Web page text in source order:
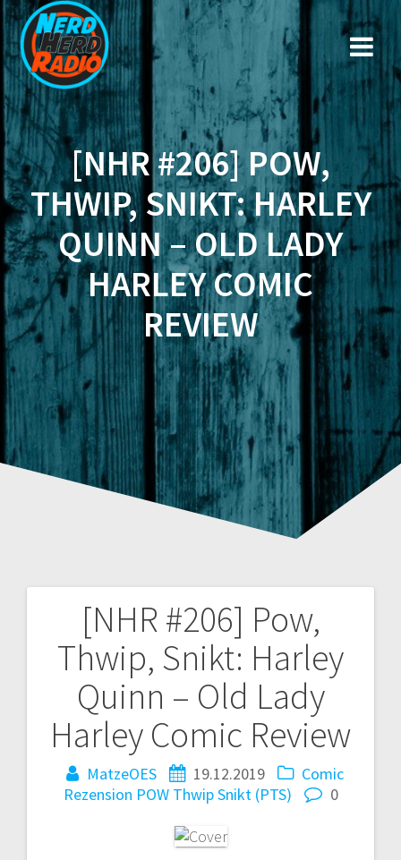
Zum
Inhalt
springen
[NHR #206] POW,
THWIP, SNIKT: HARLEY
QUINN – OLD LADY
HARLEY COMIC
REVIEW
[NHR #206] Pow,
Thwip, Snikt: Harley
Quinn – Old Lady
Harley Comic Review
MatzeOES 19.12.2019
Comic
Rezension POW Thwip Snikt (PTS) 0
Beitragsnavigation